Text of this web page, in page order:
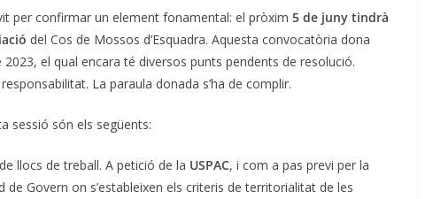
per confirmar un element fonamental: el pròxim 5 de juny tindrà
del Cos de Mossos d’Esquadra. Aquesta convocatòria dona
el qual encara té diversos punts pendents de resolució.
La paraula donada s’ha de complir.
sessió són els següents:
llocs de treball. A petició de la USPAC, i com a pas previ per la
de Govern on s’estableixen els criteris de territorialitat de les